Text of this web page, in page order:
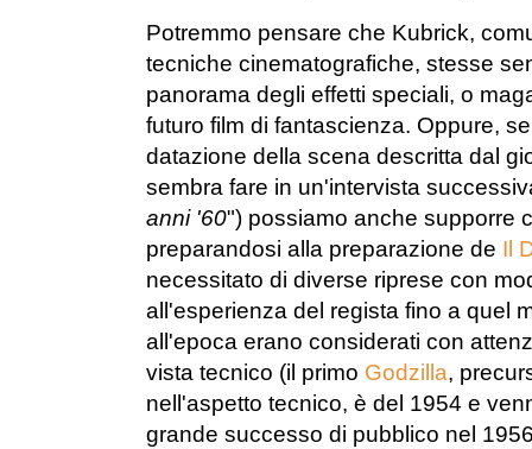
Potremmo pensare che Kubrick,
tecniche cinematografiche, stesse
panorama degli effetti speciali, o
futuro film di fantascienza. Oppure,
datazione della scena descritta dal
sembra fare in un'intervista
anni '60") possiamo anche supporre
preparandosi alla preparazione de Il
necessitato di diverse riprese con
all'esperienza del regista fino a quel
all'epoca erano considerati con
vista tecnico (il primo Godzilla,
nell'aspetto tecnico, è del 1954 e
grande successo di pubblico nel